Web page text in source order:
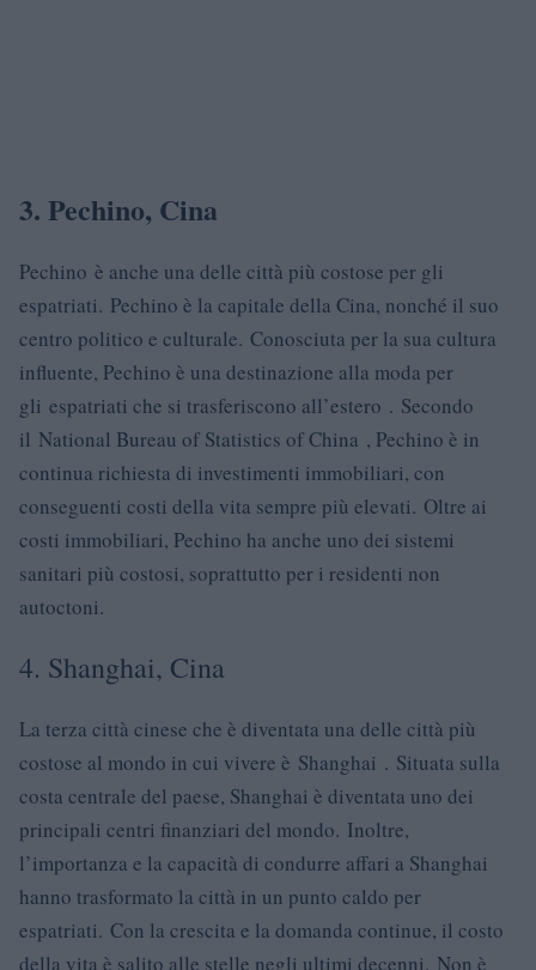
3. Pechino, Cina
Pechino è anche una delle città più costose per gli
espatriati. Pechino è la capitale della Cina, nonché il suo
centro politico e culturale. Conosciuta per la sua cultura
influente, Pechino è una destinazione alla moda per
gli espatriati che si trasferiscono all’estero . Secondo
il National Bureau of Statistics of China , Pechino è in
continua richiesta di investimenti immobiliari, con
conseguenti costi della vita sempre più elevati. Oltre ai
costi immobiliari, Pechino ha anche uno dei sistemi
sanitari più costosi, soprattutto per i residenti non
autoctoni.
4. Shanghai, Cina
La terza città cinese che è diventata una delle città più
costose al mondo in cui vivere è Shanghai . Situata sulla
costa centrale del paese, Shanghai è diventata uno dei
principali centri finanziari del mondo. Inoltre,
l’importanza e la capacità di condurre affari a Shanghai
hanno trasformato la città in un punto caldo per
espatriati. Con la crescita e la domanda continue, il costo
della vita è salito alle stelle negli ultimi decenni. Non è